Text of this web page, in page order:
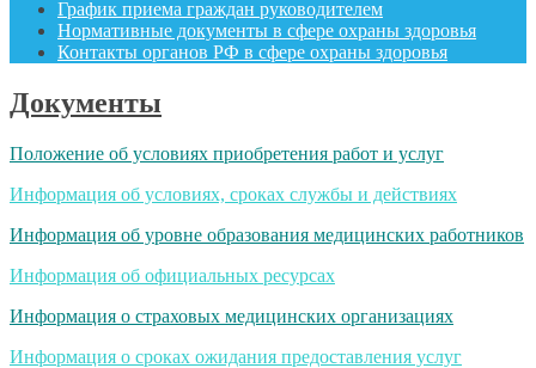
График приема граждан руководителем
Нормативные документы в сфере охраны здоровья
Контакты органов РФ в сфере охраны здоровья
Документы
Положение об условиях приобретения работ и услуг
Информация об условиях, сроках службы и действиях
Информация об уровне образования медицинских работников
Информация об официальных ресурсах
Информация о страховых медицинских организациях
Информация о сроках ожидания предоставления услуг